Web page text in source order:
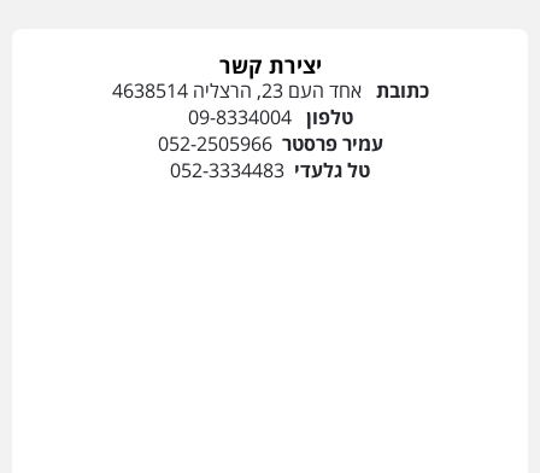
יצירת קשר
כתובת אחד העם 23, הרצליה 4638514
טלפון09-8334004
עמיר פרסטר052-2505966
טל גלעדי 052-3334483